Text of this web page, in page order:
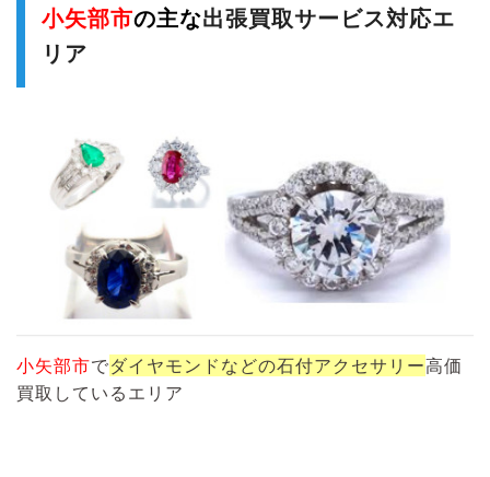
小矢部市の主な出張買取サービス対応エ
リア
小矢部市でダイヤモンドなどの石付アクセサリー高価
買取しているエリア